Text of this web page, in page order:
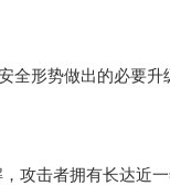
全形势做出的必要升
攻击者拥有长达近